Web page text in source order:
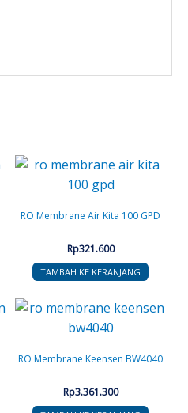
RO Membrane Air Kita 100 GPD
Rp321.600
TAMBAH KE KERANJANG
RO Membrane Keensen BW4040
Rp3.361.300